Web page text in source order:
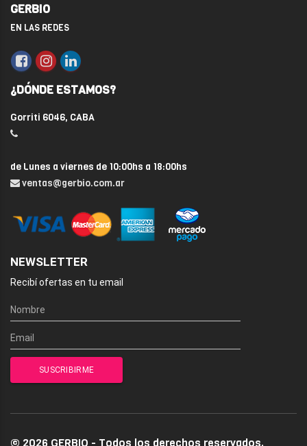
GERBIO
EN LAS REDES
¿DÓNDE ESTAMOS?
Gorriti 6046, CABA
de Lunes a viernes de 10:00hs a 18:00hs
ventas@gerbio.com.ar
NEWSLETTER
Recibí ofertas en tu email
© 2026 GERBIO - Todos los derechos reservados.